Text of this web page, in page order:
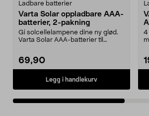
Ladbare batterier
Varta Solar oppladbare AAA-
batterier, 2-pakning
Gi solcellelampene dine ny glød.
Varta Solar AAA-batterier til
69,90
Legg i handlekurv
4